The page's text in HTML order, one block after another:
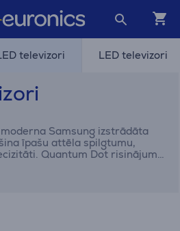
televizori LED televizori
Samsung izstrādāta
īpašu attēla spilgtumu,
Quantum Dot risinājums
toņu, tāpēc katra
ārkārtīgi reālistiska. Atšķirībā
kalpošanas laiku, tādēļ tā ir
telpām, sporta pārraidēm,
interneta veikalā vari